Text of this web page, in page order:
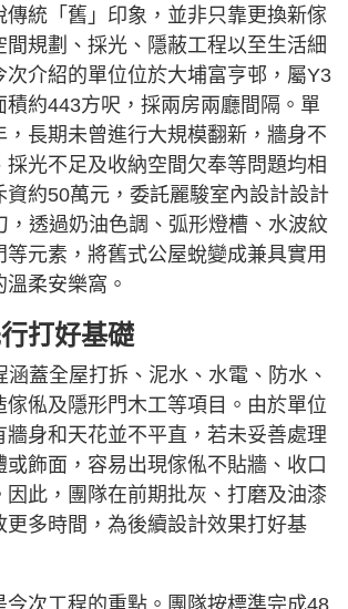
傳統「舊」印象，並非只靠更換新傢
間規劃、採光、隱蔽工程以至生活細
次介紹的單位位於大埔富亨邨，屬Y3
積約443方呎，採兩房兩廳間隔。單
，長期未曾進行大規模翻新，牆身不
採光不足及收納空間欠奉等問題均相
資約50萬元，委託麗駿室內設計設計
，透過奶油色調、弧形燈槽、水波紋
元素，將舊式公屋蛻變成兼具實用
柔安樂窩。
打好基礎
涵蓋全屋打拆、泥水、水電、防水、
傢俬及隱形門木工等項目。由於單位
牆身和天花並不平直，若未妥善處理
飾面，容易出現傢俬不貼牆、收口
因此，團隊在前期批灰、打磨及油漆
更多時間，為後續設計效果打好基